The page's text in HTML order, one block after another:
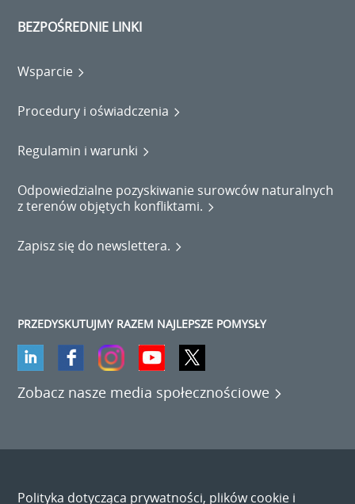
BEZPOŚREDNIE LINKI
Wsparcie
Procedury i oświadczenia
Regulamin i warunki
Odpowiedzialne pozyskiwanie surowców naturalnych
z terenów objętych konfliktami.
Zapisz się do newslettera.
PRZEDYSKUTUJMY RAZEM NAJLEPSZE POMYSŁY
Zobacz nasze media społecznościowe
Polityka dotycząca prywatności, plików cookie i